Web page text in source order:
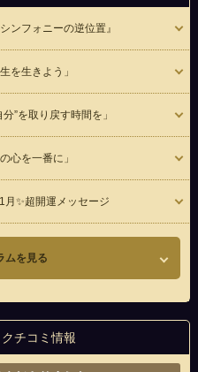
ンフォニーの逆位置』
を生きよう」
”を取り戻す時間を」
心を一番に」
月✨超開運メッセージ
ムを見る
チコミ情報